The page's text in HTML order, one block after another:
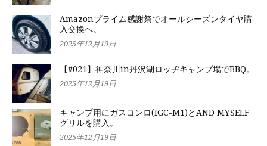
Amazonプライム感謝祭でオールシーズンタイヤ購
入交換へ。
2025年12月19日
【#021】神奈川in丹沢湖ロッヂキャンプ場でBBQ。
2025年12月19日
キャンプ用にガスコンロ(IGC-M1)とAND MYSELF
グリルを購入。
2025年12月19日